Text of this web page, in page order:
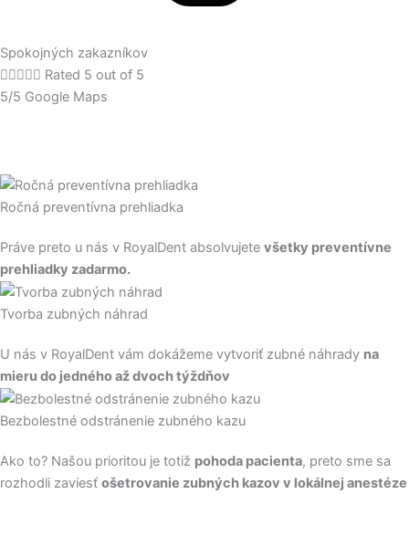
Spokojných zakazníkov
 Rated 5 out of 5
5/5 Google Maps
Ročná preventívna prehliadka
Práve preto u nás v RoyalDent absolvujete všetky preventívne
prehliadky zadarmo.
Tvorba zubných náhrad
U nás v RoyalDent vám dokážeme vytvoriť zubné náhrady na
mieru do jedného až dvoch týždňov
Bezbolestné odstránenie zubného kazu
Ako to? Našou prioritou je totiž pohoda pacienta, preto sme sa
rozhodli zaviesť ošetrovanie zubných kazov v lokálnej anestéze